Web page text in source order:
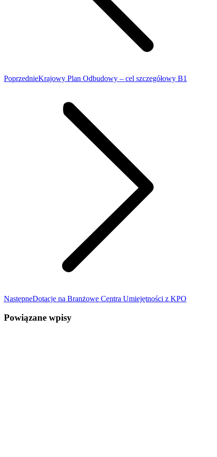
PoprzednieKrajowy Plan Odbudowy – cel szczegółowy B1
NastępneDotacje na Branżowe Centra Umiejętności z KPO
Powiązane wpisy